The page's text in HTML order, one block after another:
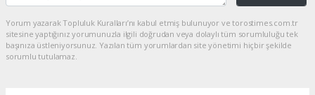
Yorum yazarak Topluluk Kuralları’nı kabul etmiş bulunuyor ve torostimes.com.tr
sitesine yaptığınız yorumunuzla ilgili doğrudan veya dolaylı tüm sorumluluğu tek
başınıza üstleniyorsunuz. Yazılan tüm yorumlardan site yönetimi hiçbir şekilde
sorumlu tutulamaz.